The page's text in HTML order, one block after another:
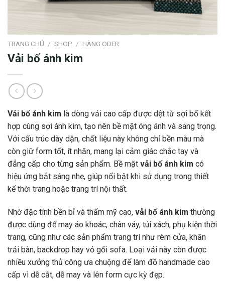
TRANG CHỦ / SHOP / HÀNG ODER
Vải bố ánh kim
Vải bố ánh kim là dòng vải cao cấp được dệt từ sợi bố kết
hợp cùng sợi ánh kim, tạo nên bề mặt óng ánh và sang trọng.
Với cấu trúc dày dặn, chất liệu này không chỉ bền màu mà
còn giữ form tốt, ít nhăn, mang lại cảm giác chắc tay và
đẳng cấp cho từng sản phẩm. Bề mặt vải bố ánh kim có
hiệu ứng bắt sáng nhẹ, giúp nổi bật khi sử dụng trong thiết
kế thời trang hoặc trang trí nội thất.
Nhờ đặc tính bền bỉ và thẩm mỹ cao, vải bố ánh kim thường
được dùng để may áo khoác, chân váy, túi xách, phụ kiện thời
trang, cũng như các sản phẩm trang trí như rèm cửa, khăn
trải bàn, backdrop hay vỏ gối sofa. Loại vải này còn được
nhiều xưởng thủ công ưa chuộng để làm đồ handmade cao
cấp vì dễ cắt, dễ may và lên form cực kỳ đẹp.